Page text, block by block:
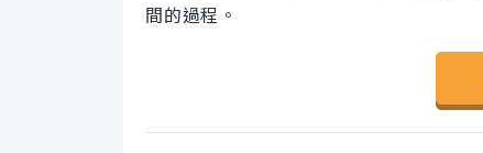
間的過程。